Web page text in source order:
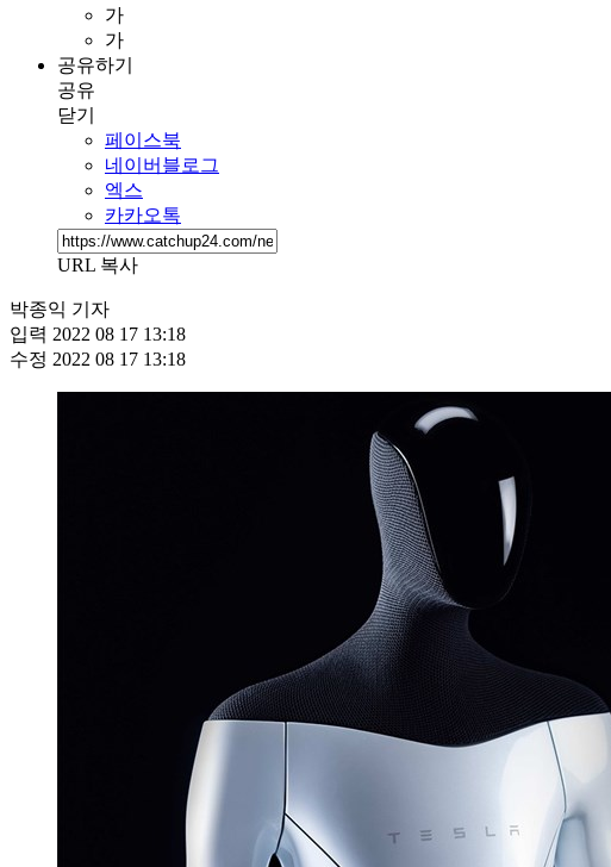
가
가
공유하기
공유
닫기
페이스북
네이버블로그
엑스
카카오톡
URL 복사
박종익 기자
입력 2022 08 17 13:18
수정 2022 08 17 13:18